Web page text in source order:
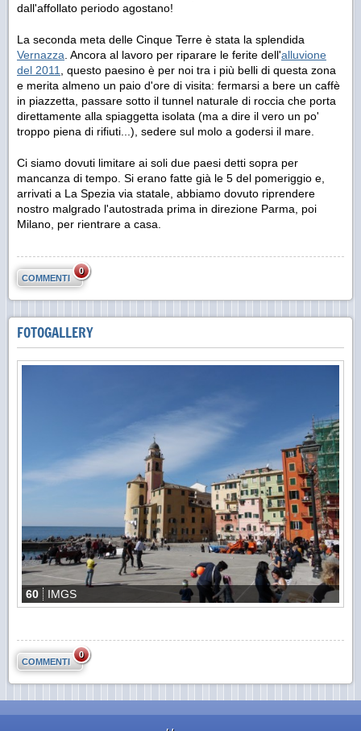
dall'affollato periodo agostano!
La seconda meta delle Cinque Terre è stata la splendida
Vernazza . Ancora al lavoro per riparare le ferite dell'alluvione
del 2011
, questo paesino è per noi tra i più belli di questa zona
e merita almeno un paio d'ore di visita: fermarsi a bere un caffè
in piazzetta, passare sotto il tunnel naturale di roccia che porta
direttamente alla spiaggetta isolata (ma a dire il vero un po'
troppo piena di rifiuti...), sedere sul molo a godersi il mare.
Ci siamo dovuti limitare ai soli due paesi detti sopra per
mancanza di tempo. Si erano fatte già le 5 del pomeriggio e,
arrivati a La Spezia via statale, abbiamo dovuto riprendere
nostro malgrado l'autostrada prima in direzione Parma, poi
Milano, per rientrare a casa.
COMMENTI
0
FOTOGALLERY
60 IMGS
COMMENTI
0